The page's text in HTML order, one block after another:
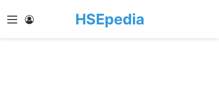
Menu HSEpedia